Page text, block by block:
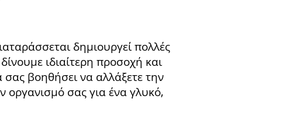
δημιουργεί πολλές
ιδιαίτερη προσοχή και
βοηθήσει να αλλάξετε την
οργανισμό σας για ένα γλυκό,